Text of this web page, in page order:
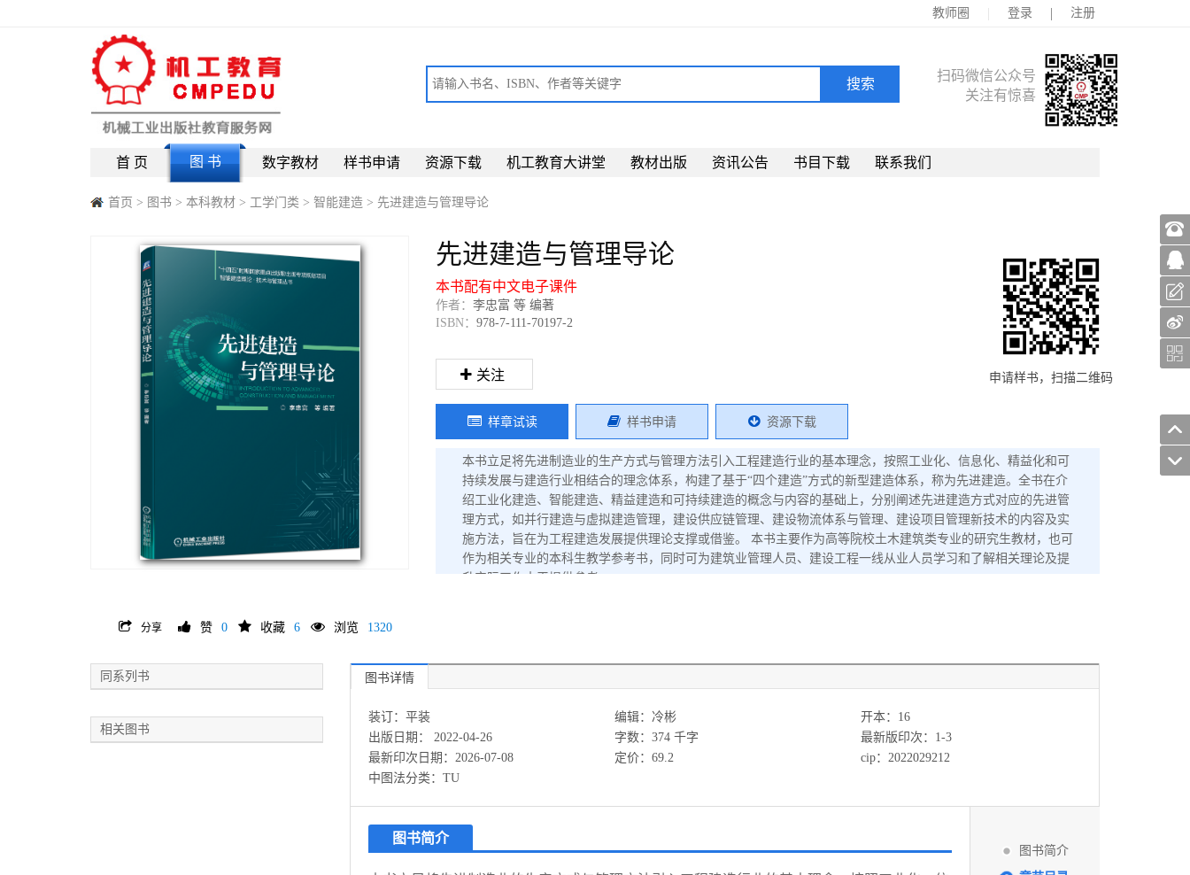
首 页 图 书 数字教材 样书申请 资源下载 机工教育大讲堂 教材出版 资讯公告 书目下载 联系我们
教师圈 | 登录 | 注册
扫码微信公众号
关注有惊喜
首页 > 图书 > 本科教材 > 工学门类 > 智能建造 > 先进建造与管理导论
分享 赞 0 收藏 6 浏览 1320
先进建造与管理导论
本书配有中文电子课件
作者： 李忠富 等 编著
ISBN： 978-7-111-70197-2
关注
样章试读 样书申请 资源下载
申请样书，扫描二维码
本书立足将先进制造业的生产方式与管理方法引入工程建造行业的基本理念，按照工业化、信息化、精益化和可
持续发展与建造行业相结合的理念体系，构建了基于“四个建造”方式的新型建造体系，称为先进建造。全书在介
绍工业化建造、智能建造、精益建造和可持续建造的概念与内容的基础上，分别阐述先进建造方式对应的先进管
理方式，如并行建造与虚拟建造管理，建设供应链管理、建设物流体系与管理、建设项目管理新技术的内容及实
施方法，旨在为工程建造发展提供理论支撑或借鉴。 本书主要作为高等院校土木建筑类专业的研究生教材，也可
作为相关专业的本科生教学参考书，同时可为建筑业管理人员、建设工程一线从业人员学习和了解相关理论及提
升实际工作水平提供参考。
同系列书
相关图书
图书详情
装订：平装 编辑：冷彬
开本：16
出版日期： 2022-04-26
字数：374 千字
最新版印次：1-3
最新印次日期：2026-07-08
定价：69.2
cip：2022029212
中图法分类：TU
图书简介
图书简介